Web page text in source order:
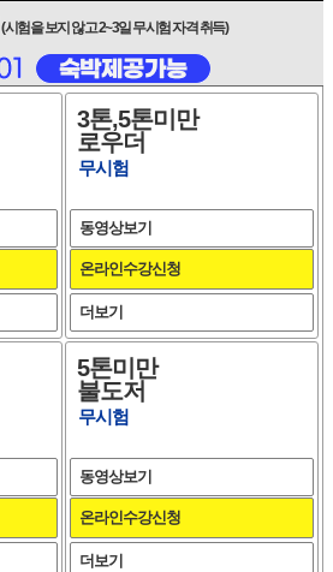
(시험을 보지 않고 2~3일 무시험 자격 취득)
3톤,5톤미만
로우더
무시험
더보기
온라인수강신청
동영상보기
5톤미만
불도저
무시험
더보기
온라인수강신청
동영상보기